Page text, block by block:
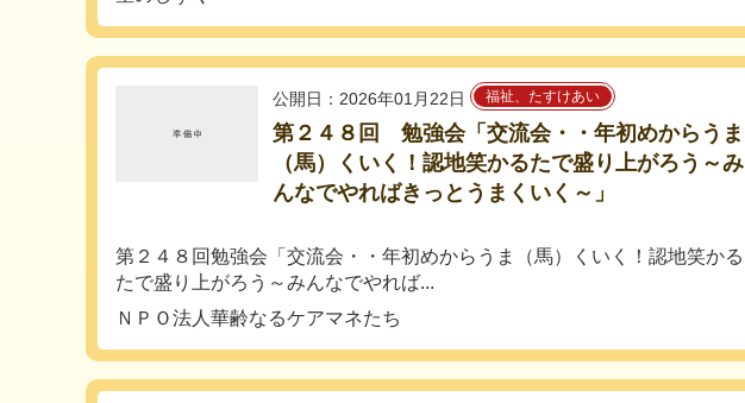
公開日：2026年01月22日 福祉、たすけあい
第２４８回 勉強会「交流会・・年初めからうま
（馬）くいく！認地笑かるたで盛り上がろう～み
んなでやればきっとうまくいく～」
第２４８回勉強会「交流会・・年初めからうま（馬）くいく！認地笑かる
たで盛り上がろう～みんなでやれば...
ＮＰＯ法人華齢なるケアマネたち